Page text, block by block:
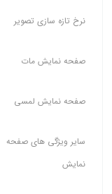
نرخ تازه سازی تصویر
صفحه نمایش مات
صفحه نمایش لمسی
سایر ویژگی های صفحه
نمایش